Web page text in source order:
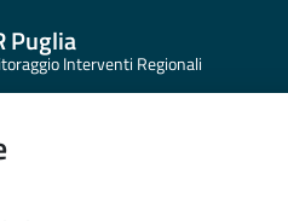
Puglia
Interventi Regionali
UNITARIA
- BARI